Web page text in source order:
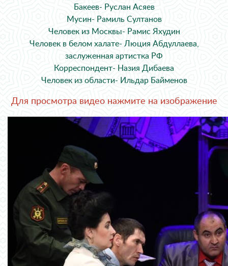
Бакеев- Руслан Асяев
Мусин- Рамиль Султанов
Человек из Москвы- Рамис Яхудин
Человек в белом халате- Люция Абдуллаева,
заслуженная артистка РФ
Корреспондент- Назия Дибаева
Человек из области- Ильдар Байменов
Для просмотра видео нажмите на изображение